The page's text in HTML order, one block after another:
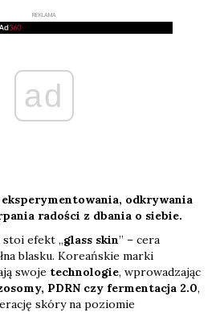
REKLAMA
ad
odkrywania
radości z dbania o siebie.
efekt „glass skin” – cera
blasku. Koreańskie marki
swoje technologie, wprowadzając
PDRN czy fermentacja 2.0,
skóry na poziomie